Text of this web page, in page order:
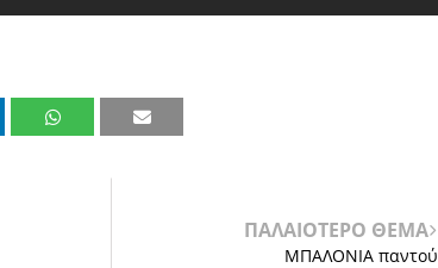
ΠΑΛΑΙΟΤΕΡΟ ΘΕΜΑ
ΜΠΑΛΟΝΙΑ παντού